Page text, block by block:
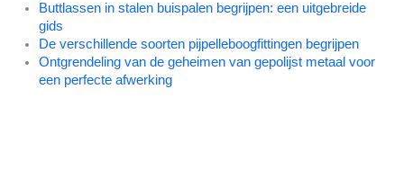
Buttlassen in stalen buispalen begrijpen: een uitgebreide
gids
De verschillende soorten pijpelleboogfittingen begrijpen
Ontgrendeling van de geheimen van gepolijst metaal voor
een perfecte afwerking